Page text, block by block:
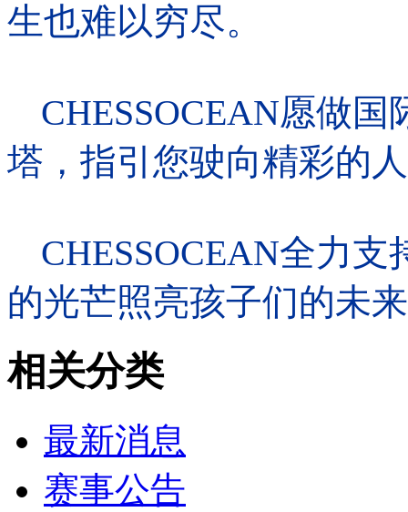
生也难以穷尽。
CHESSOCEAN愿做国
塔，指引您驶向精彩的
CHESSOCEAN全力支
的光芒照亮孩子们的未
相关分类
最新消息
赛事公告